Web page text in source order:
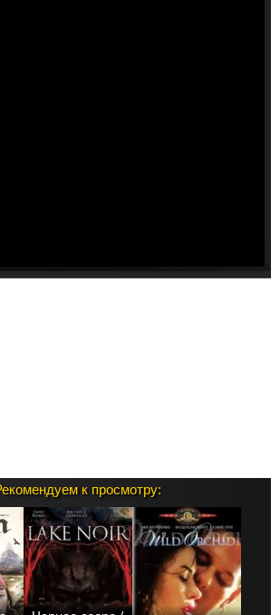
к просмотру: